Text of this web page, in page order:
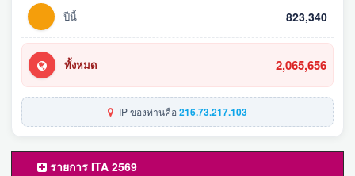
ปีนี้ 823,340
ทั้งหมด 2,065,656
IP ของท่านคือ216.73.217.103
รายการ ITA 2569